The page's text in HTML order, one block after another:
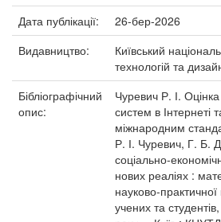
Дата публікації:
26-бер-2026
Видавництво:
Київський
технологій та
Бібліографічний
опис:
Чуревич Р. І.
систем в Інтернеті
міжнародним
Р. І. Чуревич, Г. Б.
соціально-
нових реаліях :
науково-
учених та